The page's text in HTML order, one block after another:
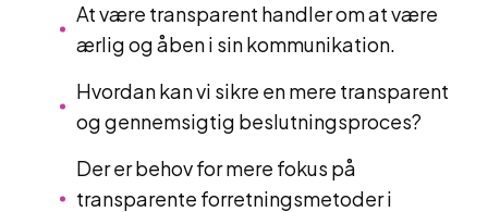
At være transparent handler om at være
ærlig og åben i sin kommunikation.
Hvordan kan vi sikre en mere transparent
og gennemsigtig beslutningsproces?
Der er behov for mere fokus på
transparente forretningsmetoder i